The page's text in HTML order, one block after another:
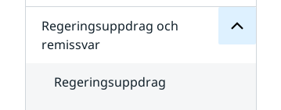
för
Regeringsuppdrag och
remissvar
Regeringsuppdrag